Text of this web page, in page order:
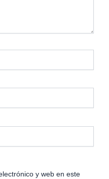
y web en este